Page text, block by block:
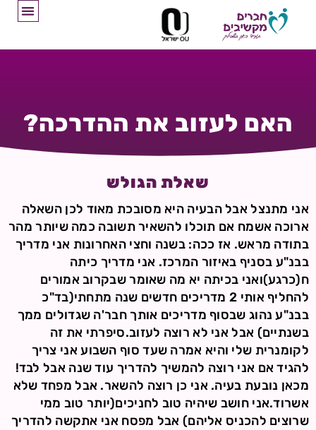
האם לעזוב את ההדרכה?
שאלת הגולש
אני מתנצל אבל הבעיה היא מסובכת מאוד לכן השאלה
ארוכה אשמח אם תוכלו להשאיר תשובה כמה שיותר מהר
בתודה מראש. אז ככה: בשנה וחצי האחרונות אני מדריך
בבנ"ע בסניף באיזור המרכז. אני מדריך כיתה
ח(כרגע)ואני בכיתה יא מה שאומר שבקרוב אמורים
להחליף אותי 2 מדריכים חדשים שנה מתחתי(בד"כ
בבנ"ע נהוג שבסוף מדריכים אותך חבר'ה שגדולים ממך
בשנתיים) אבל אני לא רוצה לעזוב.סיפרתי את זה
לקומנרית שלי והיא אמרה שעד סוף השבוע אני צריך
להגיד אם אני רוצה להמשיך להדריך עוד שנה אבל לבד!
מכאן נובעת בעיה. אני כן רוצה להשאר. אבל מפחד שלא
אשרוד.אני חושב שיהיה טוב לחניכים(יותר טוב ממי
שרוצים להכניס אליהם) אבל מפסח אני אתקשה להדריך